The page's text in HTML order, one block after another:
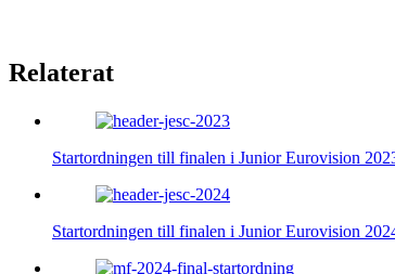
Relaterat
Startordningen till finalen i Junior Eurovision
Startordningen till finalen i Junior Eurovision